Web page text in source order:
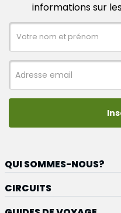
informations sur
QUI SOMMES-NOUS?
CIRCUITS